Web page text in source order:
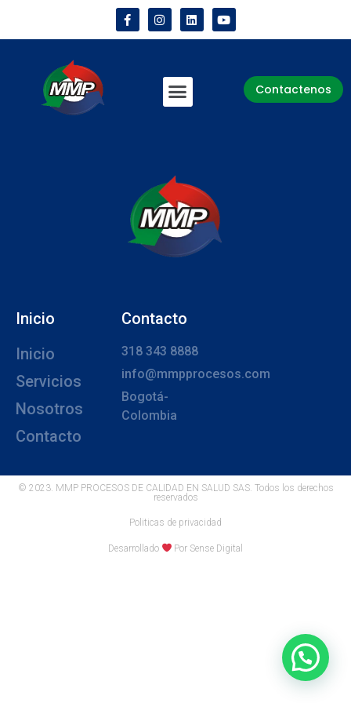
Contactenos
Inicio
Inicio
Servicios
Nosotros
Contacto
Contacto
318 343 8888
info@mmpprocesos.com
Bogotá-
Colombia
© 2023. MMP PROCESOS DE CALIDAD EN SALUD SAS. Todos los derechos
reservados
Politicas de privacidad
Desarrollado Por Sense Digital